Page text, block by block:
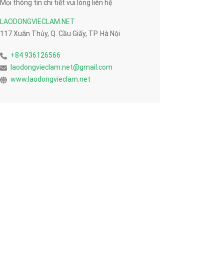
Mọi thông tin chi tiết vui lòng liên hệ
LAODONGVIECLAM.NET
117 Xuân Thủy, Q. Cầu Giấy, TP. Hà Nội
+84 936126566
laodongvieclam.net@gmail.com
www.laodongvieclam.net